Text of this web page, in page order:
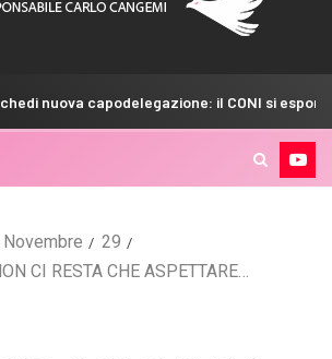
il CONI si espone
Novembre
29
CI RESTA CHE ASPETTARE…